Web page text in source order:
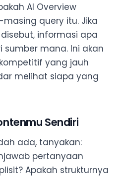
AI Overview
query itu. Jika
informasi apa
mana. Ini akan
yang jauh
melihat siapa yang
Sendiri
ada, tanyakan:
pertanyaan
Apakah strukturnya